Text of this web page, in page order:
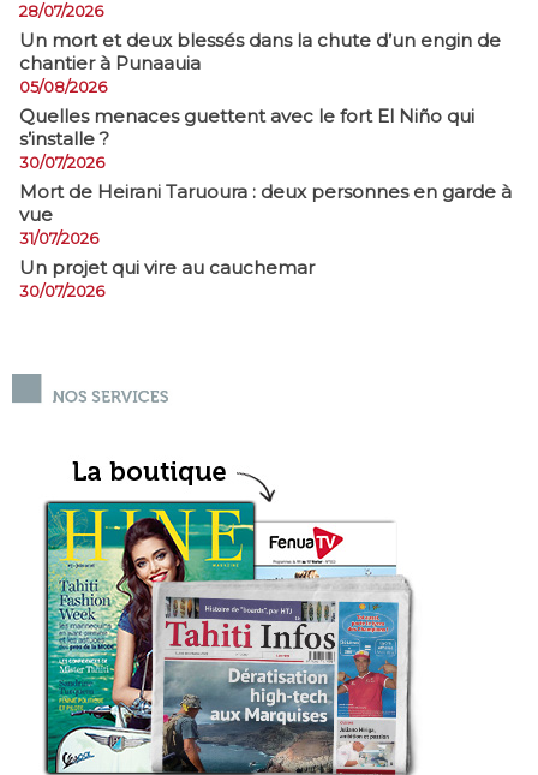
28/07/2026
​Un mort et deux blessés dans la chute d’un engin de
chantier à Punaauia
05/08/2026
Quelles menaces guettent avec le fort El Niño qui
s’installe ?
30/07/2026
Mort de Heirani Taruoura : deux personnes en garde à
vue
31/07/2026
Un projet qui vire au cauchemar
30/07/2026